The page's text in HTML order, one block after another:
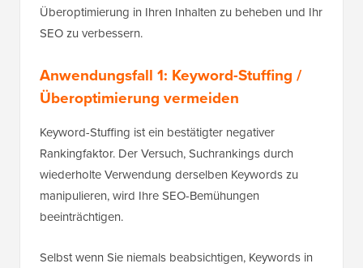
Überoptimierung in Ihren Inhalten zu beheben und Ihr
SEO zu verbessern.
Anwendungsfall 1: Keyword-Stuffing /
Überoptimierung vermeiden
Keyword-Stuffing ist ein bestätigter negativer
Rankingfaktor. Der Versuch, Suchrankings durch
wiederholte Verwendung derselben Keywords zu
manipulieren, wird Ihre SEO-Bemühungen
beeinträchtigen.
Selbst wenn Sie niemals beabsichtigen, Keywords in